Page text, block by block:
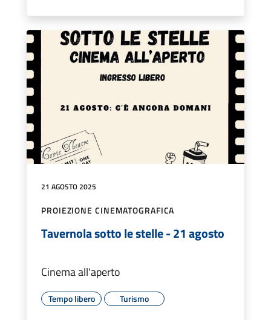
21 AGOSTO 2025
PROIEZIONE CINEMATOGRAFICA
Tavernola sotto le stelle - 21 agosto
Cinema all'aperto
Tempo libero Turismo